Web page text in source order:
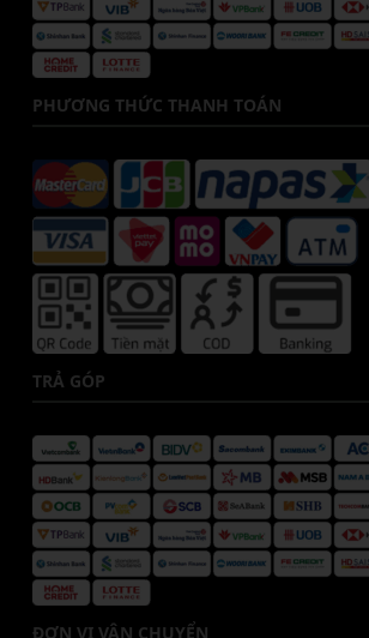
PHƯƠNG THỨC THANH TOÁN
TRẢ GÓP
ĐƠN VỊ VẬN CHUYỂN